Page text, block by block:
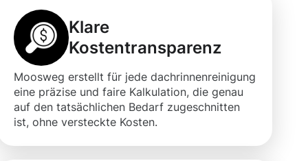
Klare
Kostentransparenz
Moosweg erstellt für jede dachrinnenreinigung
eine präzise und faire Kalkulation, die genau
auf den tatsächlichen Bedarf zugeschnitten
ist, ohne versteckte Kosten.